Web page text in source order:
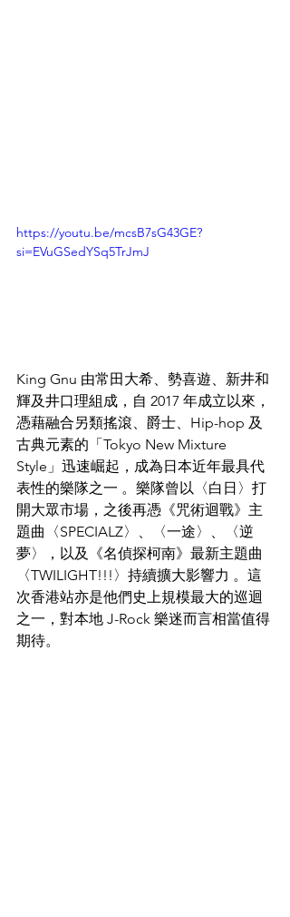
https://youtu.be/mcsB7sG43GE?
si=EVuGSedYSq5TrJmJ
King Gnu 由常田大希、勢喜遊、新井和
輝及井口理組成，自 2017 年成立以來，
憑藉融合另類搖滾、爵士、Hip-hop 及
古典元素的「Tokyo New Mixture
Style」迅速崛起，成為日本近年最具代
表性的樂隊之一 。樂隊曾以〈白日〉打
開大眾市場，之後再憑《咒術迴戰》主
題曲〈SPECIALZ〉、〈一途〉、〈逆
夢〉，以及《名偵探柯南》最新主題曲
〈TWILIGHT!!!〉持續擴大影響力 。這
次香港站亦是他們史上規模最大的巡迴
之一，對本地 J-Rock 樂迷而言相當值得
期待。